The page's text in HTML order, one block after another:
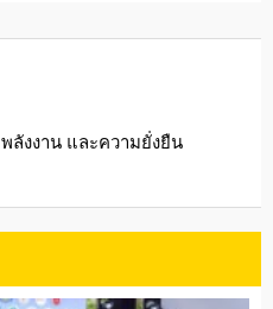
ลังงาน และความยั่งยืน